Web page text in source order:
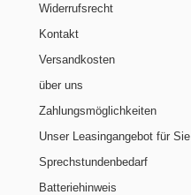
Widerrufsrecht
Kontakt
Versandkosten
über uns
Zahlungsmöglichkeiten
Unser Leasingangebot für Sie
Sprechstundenbedarf
Batteriehinweis